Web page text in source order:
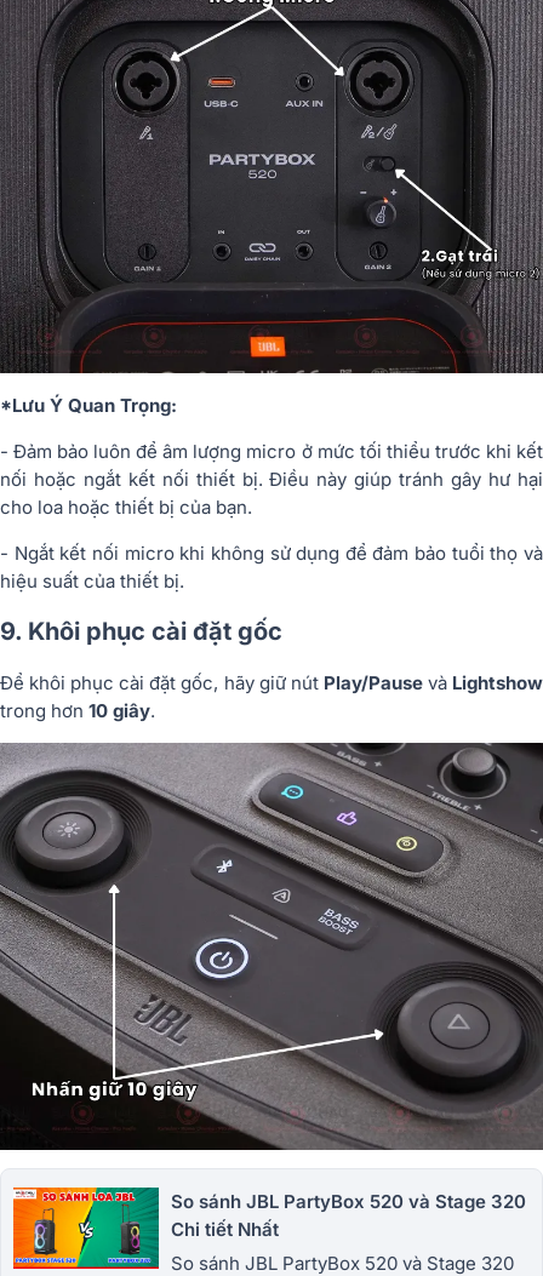
*Lưu Ý Quan Trọng:
- Đảm bảo luôn để âm lượng micro ở mức tối thiểu trước khi kết
nối hoặc ngắt kết nối thiết bị. Điều này giúp tránh gây hư hại
cho loa hoặc thiết bị của bạn.
- Ngắt kết nối micro khi không sử dụng để đảm bảo tuổi thọ và
hiệu suất của thiết bị.
9. Khôi phục cài đặt gốc
Để khôi phục cài đặt gốc, hãy giữ nút Play/PausevàLightshow
trong hơn 10 giây.
So sánh JBL PartyBox 520 và Stage 320
Chi tiết Nhất
So sánh JBL PartyBox 520 và Stage 320